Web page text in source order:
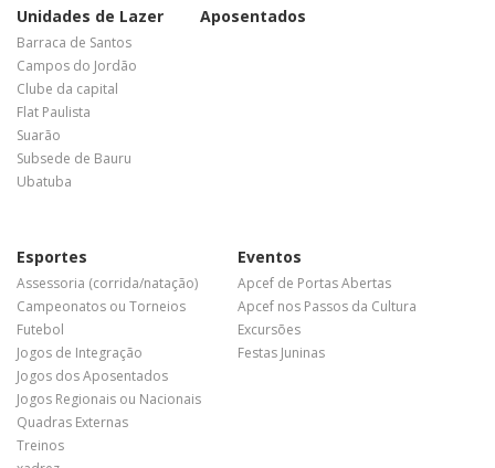
Unidades de Lazer
Barraca de Santos
Campos do Jordão
Clube da capital
Flat Paulista
Suarão
Subsede de Bauru
Ubatuba
Aposentados
Esportes
Assessoria (corrida/natação)
Campeonatos ou Torneios
Futebol
Jogos de Integração
Jogos dos Aposentados
Jogos Regionais ou Nacionais
Quadras Externas
Treinos
Eventos
Apcef de Portas Abertas
Apcef nos Passos da Cultura
Excursões
Festas Juninas